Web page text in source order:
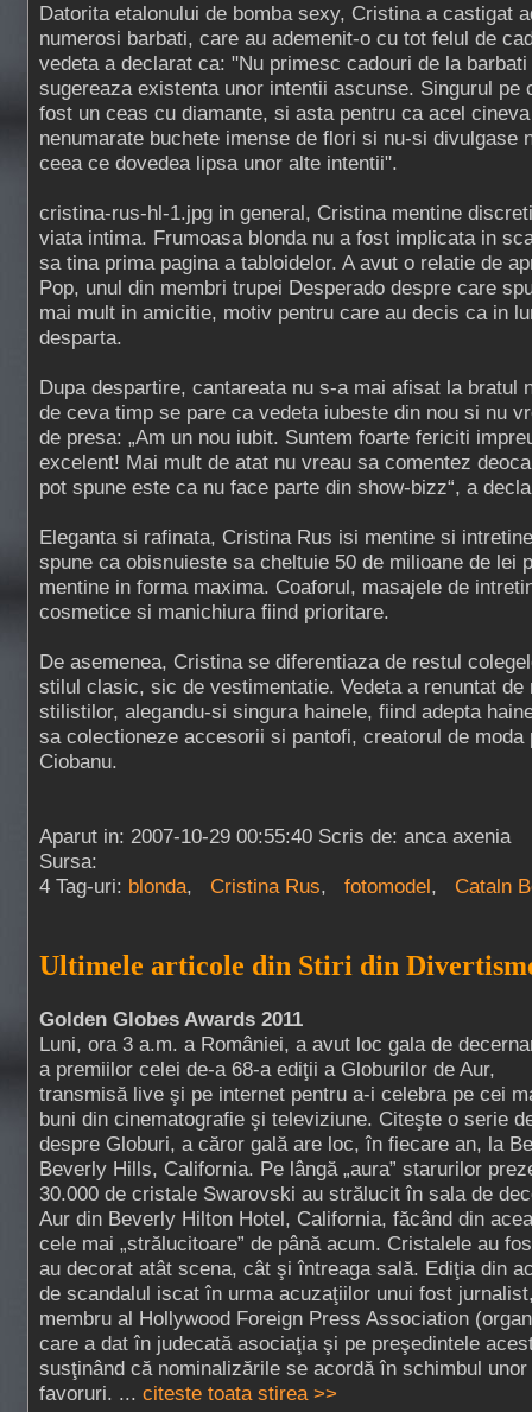
Datorita etalonului de bomba sexy, Cristina a castigat
numerosi barbati, care au ademenit-o cu tot felul de
vedeta a declarat ca: "Nu primesc cadouri de la
sugereaza existenta unor intentii ascunse. Singurul pe
fost un ceas cu diamante, si asta pentru ca acel
nenumarate buchete imense de flori si nu-si divulgase
ceea ce dovedea lipsa unor alte intentii".
cristina-rus-hl-1.jpg in general, Cristina mentine
viata intima. Frumoasa blonda nu a fost implicata in
sa tina prima pagina a tabloidelor. A avut o relatie de
Pop, unul din membri trupei Desperado despre care
mai mult in amicitie, motiv pentru care au decis ca in
desparta.
Dupa despartire, cantareata nu s-a mai afisat la bratul
de ceva timp se pare ca vedeta iubeste din nou si nu
de presa: „Am un nou iubit. Suntem foarte fericiti
excelent! Mai mult de atat nu vreau sa comentez
pot spune este ca nu face parte din show-bizz“, a
Eleganta si rafinata, Cristina Rus isi mentine si
spune ca obisnuieste sa cheltuie 50 de milioane de lei
mentine in forma maxima. Coaforul, masajele de
cosmetice si manichiura fiind prioritare.
De asemenea, Cristina se diferentiaza de restul
stilul clasic, sic de vestimentatie. Vedeta a renuntat de
stilistilor, alegandu-si singura hainele, fiind adepta
sa colectioneze accesorii si pantofi, creatorul de moda
Ciobanu.
Aparut in: 2007-10-29 00:55:40 Scris de: anca axenia
Sursa:
4 Tag-uri: blonda, Cristina Rus, fotomodel, Cataln
Ultimele articole din Stiri din
Golden Globes Awards 2011
Luni, ora 3 a.m. a României, a avut loc gala de
a premiilor celei de-a 68-a ediţii a Globurilor de Aur,
transmisă live şi pe internet pentru a-i celebra pe cei
buni din cinematografie şi televiziune. Citeşte o serie
despre Globuri, a căror gală are loc, în fiecare an, la
Beverly Hills, California. Pe lângă „aura” starurilor
30.000 de cristale Swarovski au strălucit în sala de
Aur din Beverly Hilton Hotel, California, făcând din
cele mai „strălucitoare” de până acum. Cristalele au
au decorat atât scena, cât şi întreaga sală. Ediţia din
de scandalul iscat în urma acuzaţiilor unui fost
membru al Hollywood Foreign Press Association
care a dat în judecată asociaţia şi pe preşedintele
susţinând că nominalizările se acordă în schimbul
favoruri. ... citeste toata stirea >>